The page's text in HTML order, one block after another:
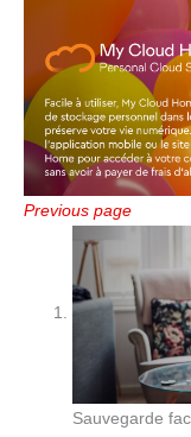
Previous page
Sauvegarde